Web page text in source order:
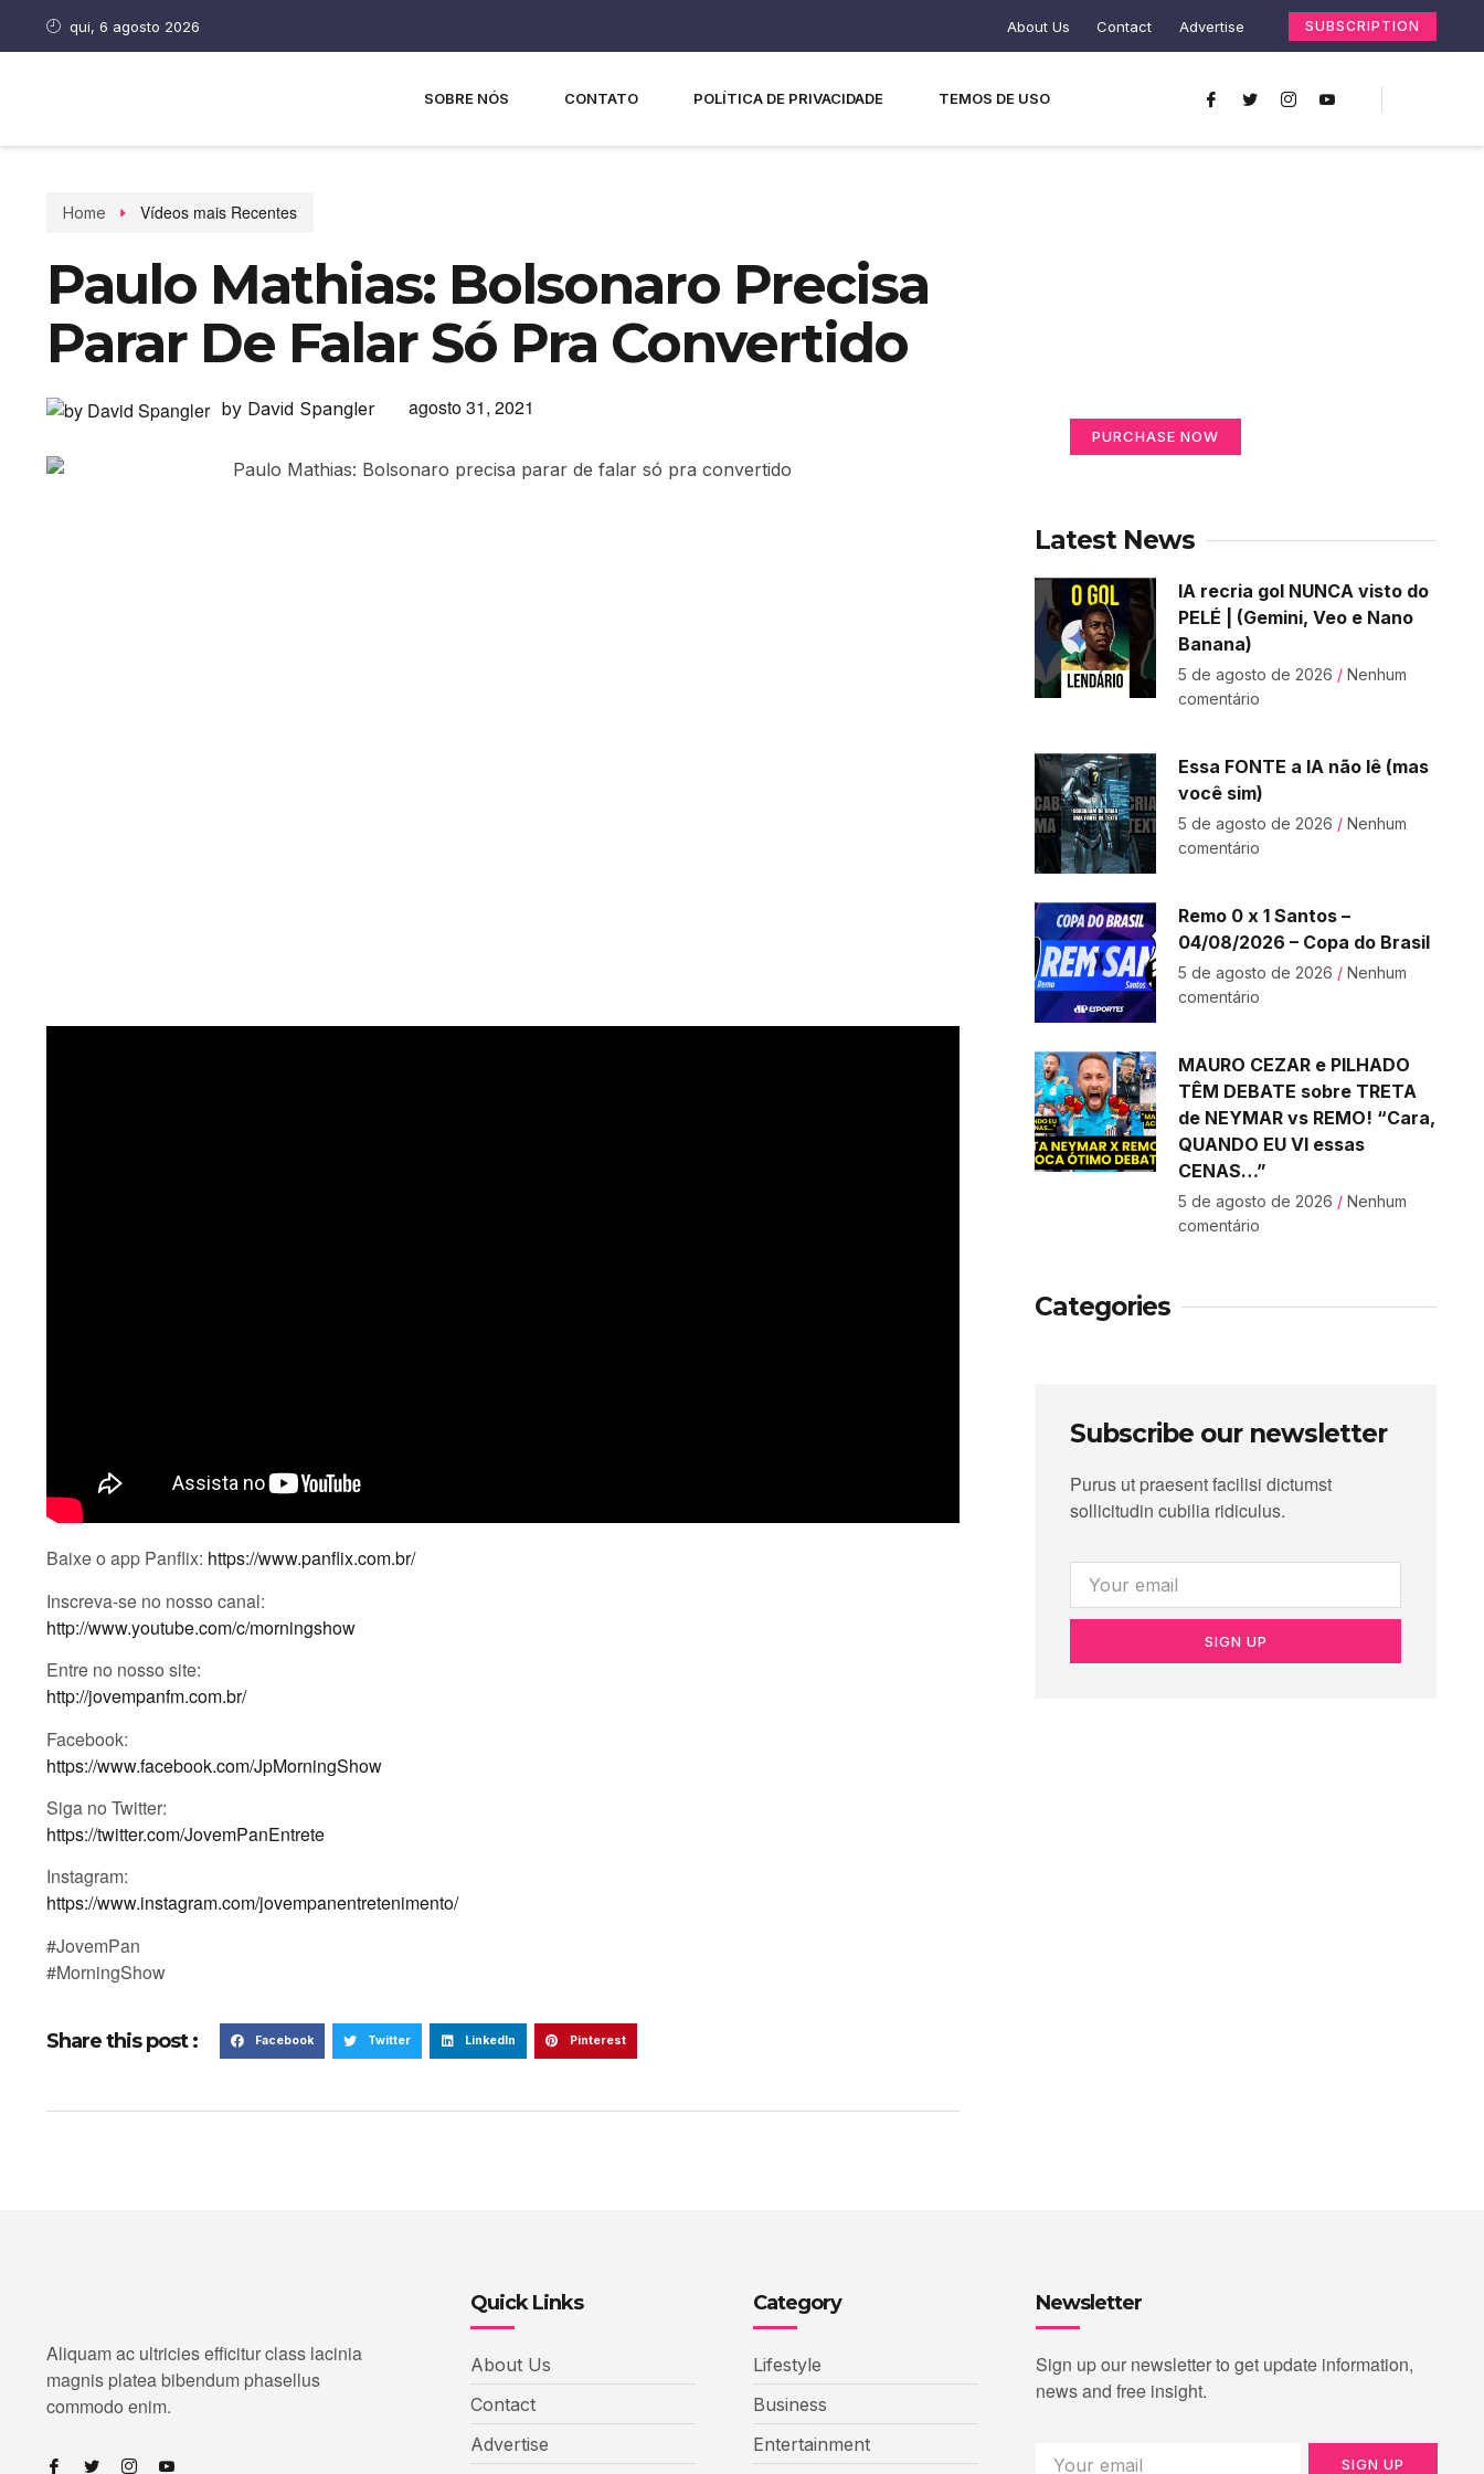
qui, 6 agosto 2026 About Us Contact Advertise SUBSCRIPTION
SOBRE NÓS CONTATO POLÍTICA DE PRIVACIDADE TEMOS DE USO
Home Vídeos mais Recentes
Paulo Mathias: Bolsonaro Precisa
Parar De Falar Só Pra Convertido
by David Spangler agosto 31, 2021
Baixe o app Panflix: https://www.panflix.com.br/
Inscreva-se no nosso canal:
http://www.youtube.com/c/morningshow
Entre no nosso site:
http://jovempanfm.com.br/
Facebook:
https://www.facebook.com/JpMorningShow
Siga no Twitter:
https://twitter.com/JovemPanEntrete
Instagram:
https://www.instagram.com/jovempanentretenimento/
#JovemPan
#MorningShow
Share this post : Facebook Twitter LinkedIn Pinterest
PURCHASE NOW
Latest News
IA recria gol NUNCA visto do
PELÉ | (Gemini, Veo e Nano
Banana)
5 de agosto de 2026 Nenhum
comentário
Essa FONTE a IA não lê (mas
você sim)
5 de agosto de 2026 Nenhum
comentário
Remo 0 x 1 Santos –
04/08/2026 – Copa do Brasil
5 de agosto de 2026 Nenhum
comentário
MAURO CEZAR e PILHADO
TÊM DEBATE sobre TRETA
de NEYMAR vs REMO! “Cara,
QUANDO EU VI essas
CENAS…”
5 de agosto de 2026 Nenhum
comentário
Categories
Subscribe our newsletter
Purus ut praesent facilisi dictumst
sollicitudin cubilia ridiculus.
SIGN UP
Aliquam ac ultricies efficitur class lacinia
magnis platea bibendum phasellus
commodo enim.
Quick Links
About Us
Contact
Advertise
Category
Lifestyle
Business
Entertainment
Newsletter
Sign up our newsletter to get update information,
news and free insight.
SIGN UP